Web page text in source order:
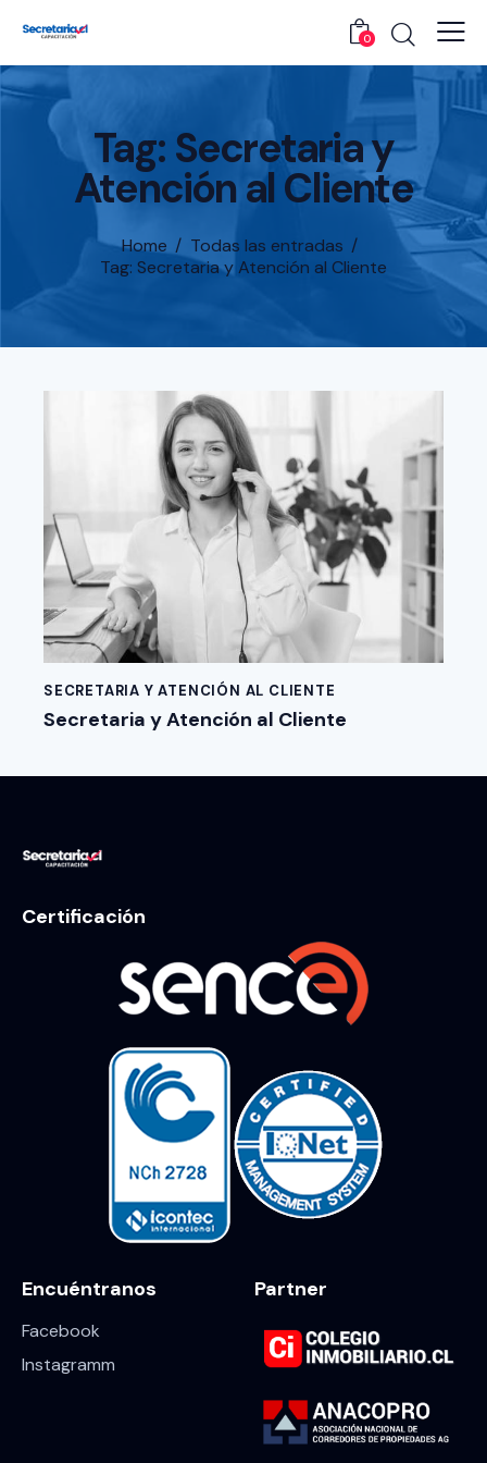
0
Tag: Secretaria y
Atención al Cliente
Home
Todas las entradas
Tag: Secretaria y Atención al Cliente
SECRETARIA Y ATENCIÓN AL CLIENTE
Secretaria y Atención al Cliente
Certificación
Encuéntranos
Facebook
Instagramm
Partner